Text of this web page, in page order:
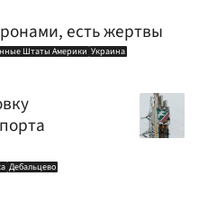
есть жертвы
Штаты Америки Украина
Дебальцево